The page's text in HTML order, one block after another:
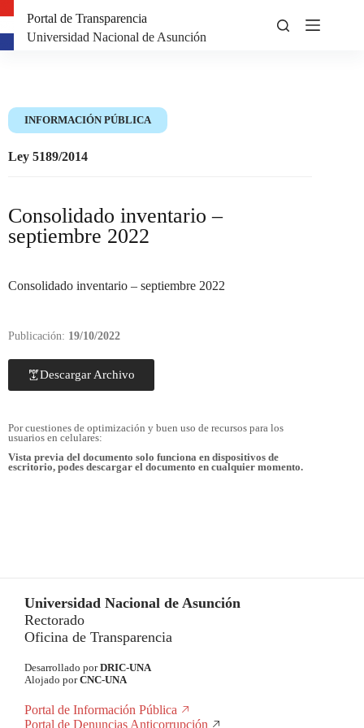
Portal de Transparencia
Universidad Nacional de Asunción
INFORMACIÓN PÚBLICA
Ley 5189/2014
Consolidado inventario –
septiembre 2022
Consolidado inventario – septiembre 2022
Publicación: 19/10/2022
Descargar Archivo
Por cuestiones de optimización y buen uso de recursos para los
usuarios en celulares:
Vista previa del documento solo funciona en dispositivos de
escritorio, podes descargar el documento en cualquier momento.
Universidad Nacional de Asunción
Rectorado
Oficina de Transparencia
Desarrollado porDRIC-UNA
Alojado porCNC-UNA
Portal de Información Pública
Portal de Denuncias Anticorrupción